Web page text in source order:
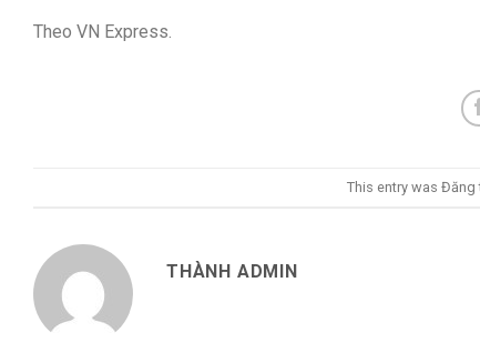
Theo VN Express.
This entry was Đăng
THÀNH ADMIN